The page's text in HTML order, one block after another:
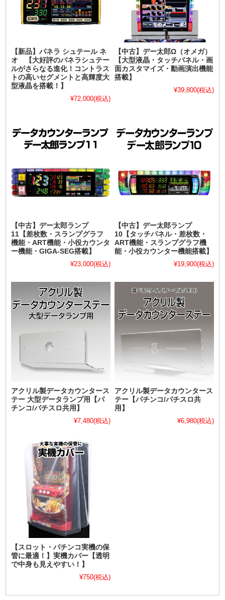
【新品】パネラ シュテール ネ
オ 【大好評のパネラシュテー
ルがさらなる進化！コントラス
トの高いセグメントと高輝度大
型液晶を搭載！】
¥72,000(税込)
【中古】デー太郎Ω（オメガ）
【大型液晶・タッチパネル・画
面カスタマイズ・動画演出機能
搭載】
¥39,800(税込)
【中古】デー太郎ランプ
11【差枚数・スランプグラフ
機能・ART機能・小役カウンタ
ー機能・GIGA-SEG搭載】
¥23,000(税込)
【中古】デー太郎ランプ
10【タッチパネル・差枚数・
ART機能・スランプグラフ機
能・小役カウンター機能搭載】
¥19,900(税込)
アクリル製データカウンタース
テー 大型データランプ用【パ
チンコ/パチスロ共用】
¥7,480(税込)
アクリル製データカウンタース
テー【パチンコ/パチスロ共
用】
¥6,980(税込)
【スロット・パチンコ実機の保
管に最適！】実機カバー【透明
で中身も見えやすい！】
¥750(税込)